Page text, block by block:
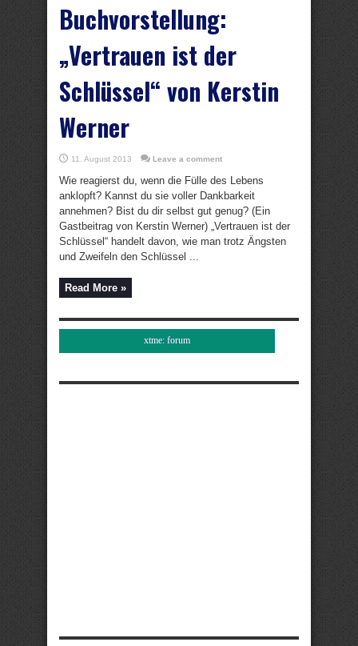
Buchvorstellung:
„Vertrauen ist der
Schlüssel“ von Kerstin
Werner
11. August 2013 Leave a comment
Wie reagierst du, wenn die Fülle des Lebens
anklopft? Kannst du sie voller Dankbarkeit
annehmen? Bist du dir selbst gut genug? (Ein
Gastbeitrag von Kerstin Werner) „Vertrauen ist der
Schlüssel“ handelt davon, wie man trotz Ängsten
und Zweifeln den Schlüssel ...
Read More »
xtme: forum